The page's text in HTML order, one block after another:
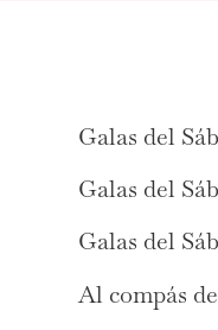
Galas del
Galas del
Galas del
Al compás